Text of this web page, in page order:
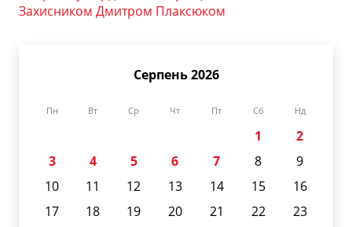
Захисником Дмитром Плаксюком
Серпень 2026
Пн Вт Ср Чт Пт Сб Нд
1
2
3
4 5 6 7 8
9
10
11 12 13 14 15
16
17
18 19 20 21 22
23